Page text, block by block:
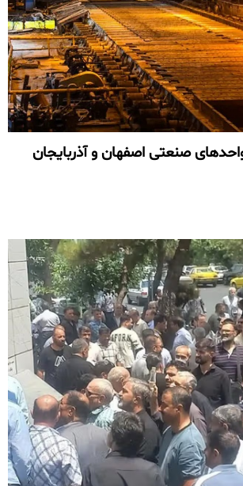
صنعتی اصفهان و آذربایجان